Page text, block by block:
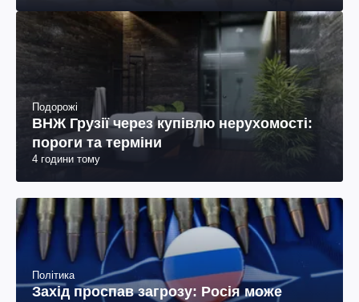
Подорожі
ВНЖ Грузії через купівлю нерухомості:
пороги та терміни
4 години тому
Політика
Захід проспав загрозу: Росія може